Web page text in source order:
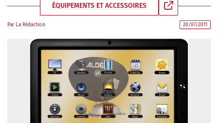
ÉQUIPEMENTS ET ACCESSOIRES
Par La Rédaction 20/07/2011